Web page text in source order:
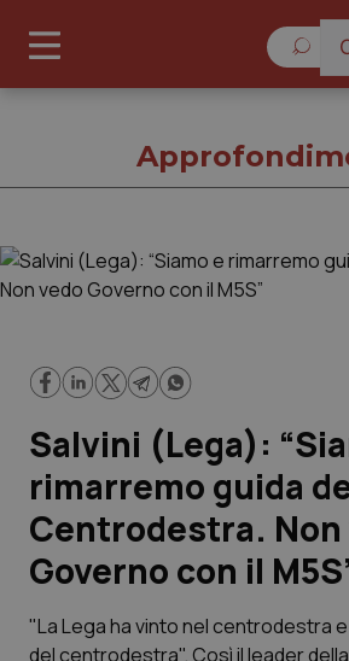
Governo e Parlamento
Regioni e Asl
Lavoro e Professioni
Salvini (Lega):
rimarremo guida
Centrodestra. Non
Governo con il
"La Lega ha vinto nel centrodestra
del centrodestra". Così il leader